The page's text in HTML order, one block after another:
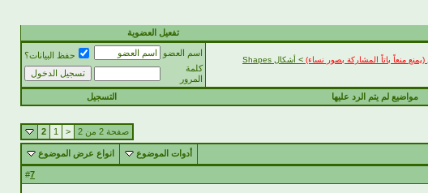
تفعيل العضوية
(يمنع منعاً باتاً المشاركة بصور نساء) > أشكال Shapes
اسم العضو
حفظ البيانات؟
كلمة
المرور
مواضيع لم يتم الرد عليها التسجيل
صفحة 2 من 2 <
1
2
أدوات الموضوع انواع عرض الموضوع
7